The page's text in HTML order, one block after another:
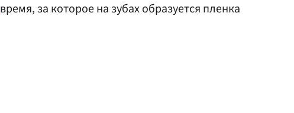
время, за которое на зубах образуется пленка